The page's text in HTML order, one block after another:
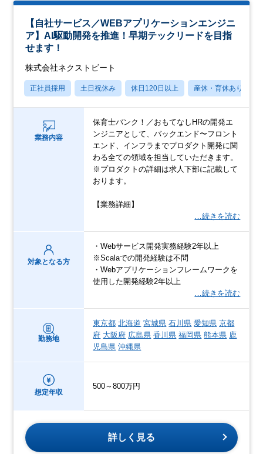
【自社サービス／WEBアプリケーションエンジニ
ア】AI駆動開発を推進！早期テックリードを目指
せます！
株式会社ネクストビート
正社員採用 土日祝休み 休日120日以上 産休・育休あり
業務内容
保育士バンク！／おもてなしHRの開発エ
ンジニアとして、バックエンド〜フロント
エンド、インフラまでプロダクト開発に関
わる全ての領域を担当していただきます。
※プロダクトの詳細は求人下部に記載して
おります。
【業務詳細】
…続きを読む
対象となる方
・Webサービス開発実務経験2年以上
※Scalaでの開発経験は不問
・Webアプリケーションフレームワークを
使用した開発経験2年以上
…続きを読む
勤務地
東京都 北海道 宮城県 石川県 愛知県 京都
府 大阪府 広島県 香川県 福岡県 熊本県 鹿
児島県 沖縄県
想定年収
500～800万円
詳しく見る